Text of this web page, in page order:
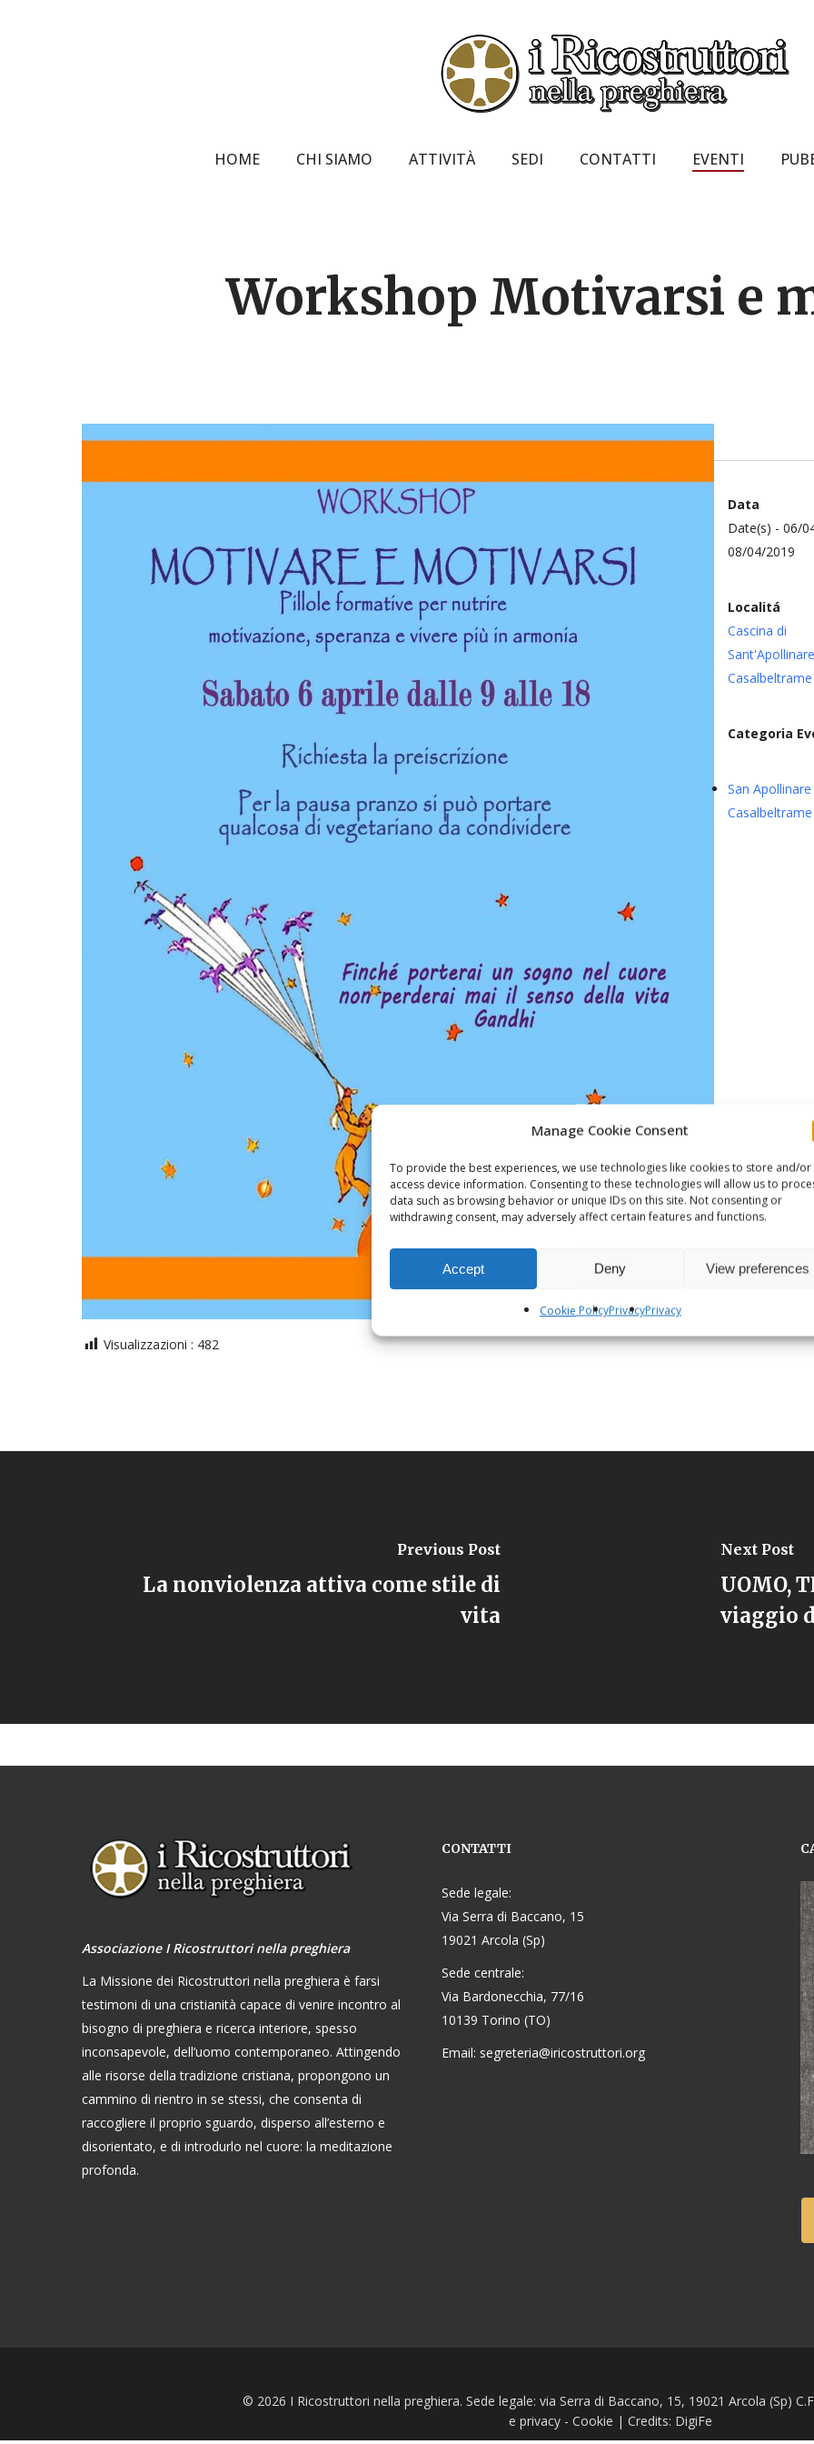
Manage Cookie Consent
To provide the best experiences, we use technologies like cookies to store and/or
access device information. Consenting to these technologies will allow us to
data such as browsing behavior or unique IDs on this site. Not consenting or
withdrawing consent, may adversely affect certain features and functions.
Accept Deny View preferences
Cookie PolicyPrivacyPrivacy
Hit enter to search or ESC to close
HOME CHI SIAMO ATTIVITÀ SEDI CONTATTI EVENTI
Workshop Motivarsi e
Data
Date(s) - 06/
08/04/2019
Localitá
Cascina di
Categoria
San
Casalbeltrame
Visualizzazioni : 482
Previous Post
La nonviolenza attiva come stile di
vita
Next Post
UOMO,
viaggio
Associazione I Ricostruttori nella preghiera
La Missione dei Ricostruttori nella preghiera è farsi
testimoni di una cristianità capace di venire incontro al
bisogno di preghiera e ricerca interiore, spesso
inconsapevole, dell’uomo contemporaneo. Attingendo
alle risorse della tradizione cristiana, propongono un
cammino di rientro in se stessi, che consenta di
raccogliere il proprio sguardo, disperso all’esterno e
disorientato, e di introdurlo nel cuore: la meditazione
profonda.
CONTATTI
Sede legale:
Via Serra di Baccano, 15
19021 Arcola (Sp)
Sede centrale:
Via Bardonecchia, 77/16
10139 Torino (TO)
Email: segreteria@iricostruttori.org
© 2026 I Ricostruttori nella preghiera. Sede legale: via Serra di Baccano, 15, 19021 Arcola (Sp)
e privacy- Cookie | Credits: DigiFe